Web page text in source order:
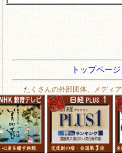
トップペー
たくさんの外部団体、メディ